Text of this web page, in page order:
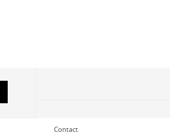
Contact